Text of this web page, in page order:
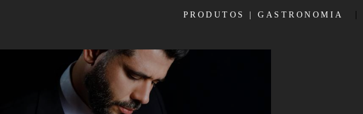
PRODUTOS | GASTRONOMIA